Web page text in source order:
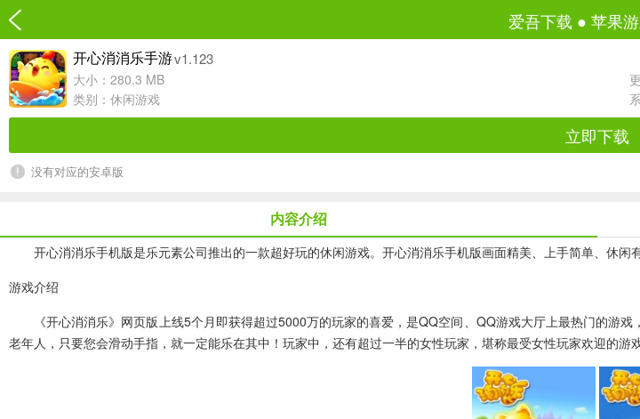
爱吾下载 ● 苹果
开心消消乐手游v1.123
大小：280.3 MB
类别： 休闲游戏
立即下载
没有对应的安卓版
内容介绍
开心消消乐手机版是乐元素公司推出的一款超好玩的休闲游戏。开心消消乐手机版画面精美、上手简单、休闲
游戏介绍
《开心消消乐》网页版上线5个月即获得超过5000万的玩家的喜爱，是QQ空间、QQ游戏大厅上最热门的游
老年人，只要您会滑动手指，就一定能乐在其中！玩家中，还有超过一半的女性玩家，堪称最受女性玩家欢迎的游戏